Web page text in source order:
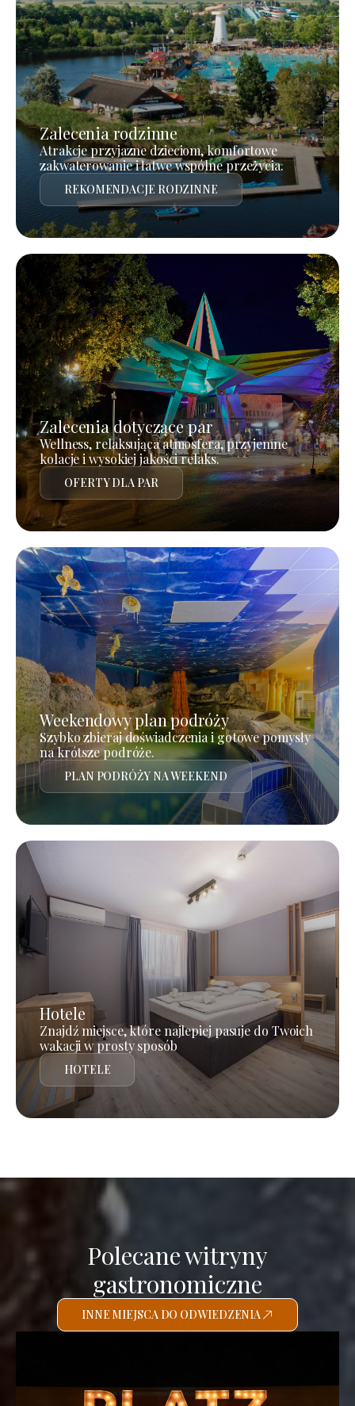
Zalecenia rodzinne
Atrakcje przyjazne dzieciom, komfortowe
zakwaterowanie i łatwe wspólne przeżycia.
REKOMENDACJE RODZINNE
Zalecenia dotyczące par
Wellness, relaksująca atmosfera, przyjemne
kolacje i wysokiej jakości relaks.
OFERTY DLA PAR
Weekendowy plan podróży
Szybko zbieraj doświadczenia i gotowe pomysły
na krótsze podróże.
PLAN PODRÓŻY NA WEEKEND
Hotele
Znajdź miejsce, które najlepiej pasuje do Twoich
wakacji w prosty sposób
HOTELE
Polecane witryny
gastronomiczne
INNE MIEJSCA DO ODWIEDZENIA